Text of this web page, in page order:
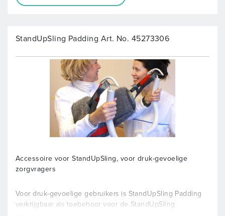
StandUpSling Padding Art. No. 45273306
Accessoire voor StandUpSling, voor druk-gevoelige
zorgvragers
Voor druk-gevoelige gebruikers is StandUpSling Padding
verkrijgbaar als toebehoor voor de StandUpSling